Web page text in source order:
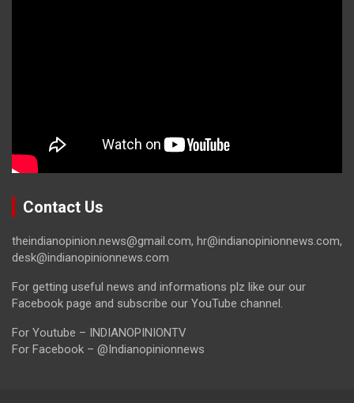
Contact Us
theindianopinion.news@gmail.com, hr@indianopinionnews.com,
desk@indianopinionnews.com
For getting useful news and informations plz like our our
Facebook page and subscribe our YouTube channel.
For Youtube – INDIANOPINIONTV
For Facebook – @Indianopinionnews